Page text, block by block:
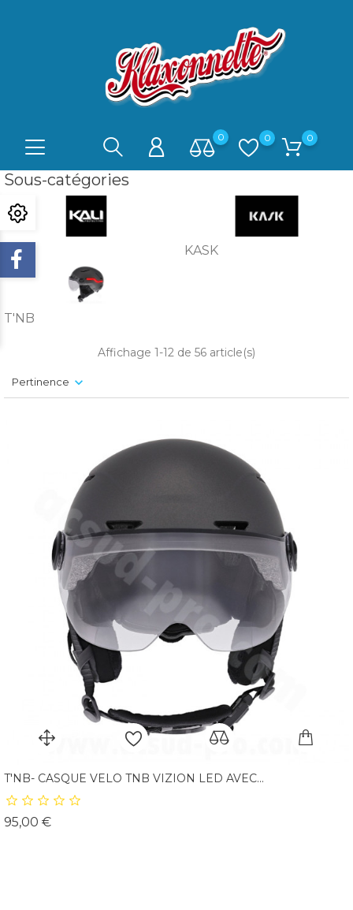
0 0 0
Sous-catégories
KALI KASK
T'NB
Pertinence
Affichage 1-12 de 56 article(s)
T'NB- CASQUE VELO TNB VIZION LED AVEC...
95,00 €Prix